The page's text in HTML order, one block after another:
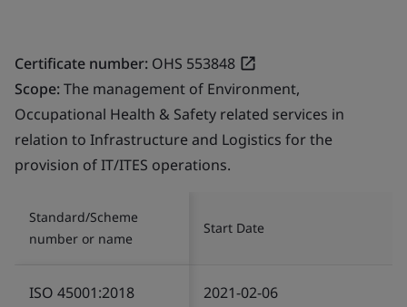
Certificate number: OHS 553848
Scope:The management of Environment,
Occupational Health & Safety related services in
relation to Infrastructure and Logistics for the
provision of IT/ITES operations.
Standard/Scheme
number or name
Start Date
ISO 45001:2018 2021-02-06